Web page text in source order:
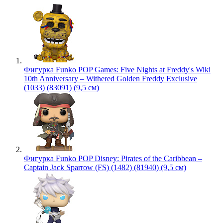
Фигурка Funko POP Games: Five Nights at Freddy's Wiki
10th Anniversary – Withered Golden Freddy Exclusive
(1033) (83091) (9,5 см)
Фигурка Funko POP Disney: Pirates of the Caribbean –
Captain Jack Sparrow (FS) (1482) (81940) (9,5 см)